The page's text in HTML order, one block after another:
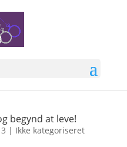
begynd at leve!
| Ikke kategoriseret